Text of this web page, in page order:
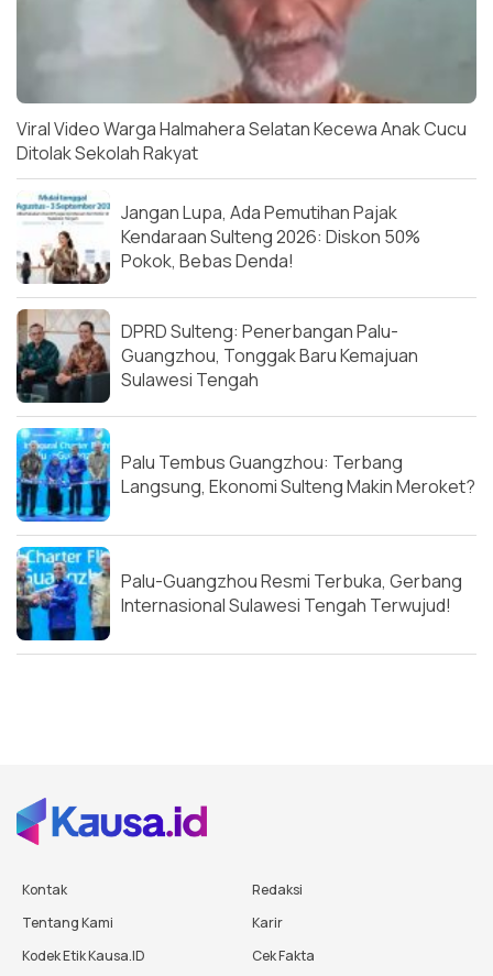
Viral Video Warga Halmahera Selatan Kecewa Anak Cucu
Ditolak Sekolah Rakyat
Jangan Lupa, Ada Pemutihan Pajak
Kendaraan Sulteng 2026: Diskon 50%
Pokok, Bebas Denda!
DPRD Sulteng: Penerbangan Palu-
Guangzhou, Tonggak Baru Kemajuan
Sulawesi Tengah
Palu Tembus Guangzhou: Terbang
Langsung, Ekonomi Sulteng Makin Meroket?
Palu-Guangzhou Resmi Terbuka, Gerbang
Internasional Sulawesi Tengah Terwujud!
Kontak
Redaksi
Tentang Kami
Karir
Kodek Etik Kausa.ID
Cek Fakta